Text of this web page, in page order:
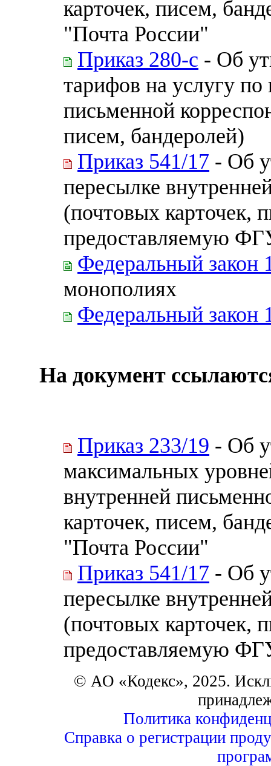
карточек, писем,
"Почта России"
Приказ 280-с - Об
тарифов на услугу
письменной
писем, бандеролей)
Приказ 541/17 - Об
пересылке
(почтовых карточек,
предоставляемую
Федеральный закон
монополиях
Федеральный закон
На документ
Приказ 233/19 - Об
максимальных
внутренней
карточек, писем,
"Почта России"
Приказ 541/17 - Об
пересылке
(почтовых карточек,
предоставляемую
© АО «Кодекс», 2025.
Политика
Справка о регистрации